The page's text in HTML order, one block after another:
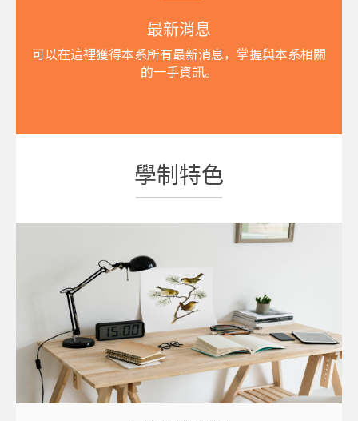
最新消息
可以在這裡獲得本系所有最新消息，掌握與本系相關
的一手資訊。
學制特色